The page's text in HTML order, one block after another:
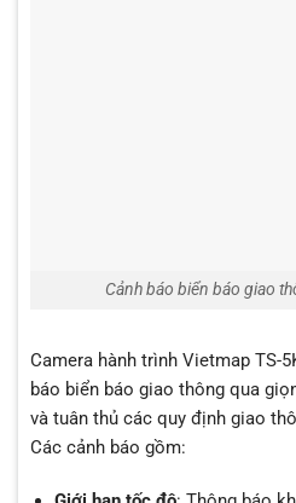
Cảnh báo biển báo giao
Camera hành trình Vietmap TS-
báo biển báo giao thông qua
và tuân thủ các quy định giao
Các cảnh báo gồm: